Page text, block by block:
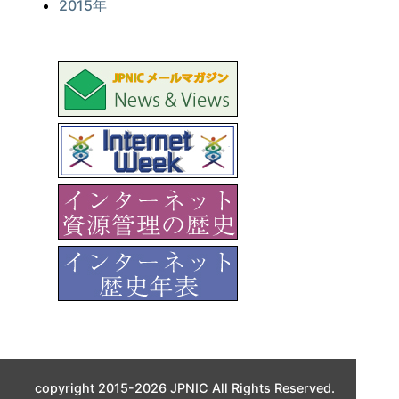
2015年
copyright 2015-2026 JPNIC All Rights Reserved.